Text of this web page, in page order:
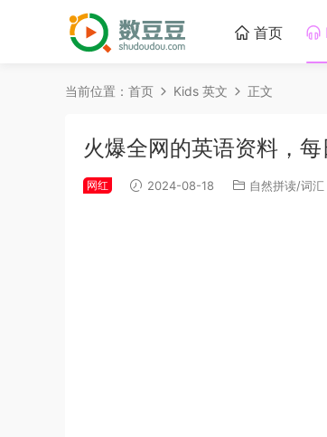
首页
当前位置： 首页 Kids 英文 正文
火爆全网的英语资料，
网红 2024-08-18 自然拼读/词汇